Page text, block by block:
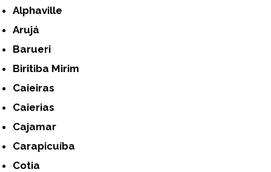
Alphaville
Arujá
Barueri
Biritiba Mirim
Caieiras
Caierias
Cajamar
Carapicuíba
Cotia